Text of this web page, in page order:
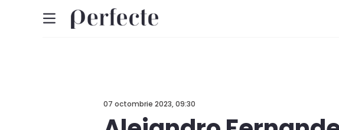
07 octombrie 2023, 09:30